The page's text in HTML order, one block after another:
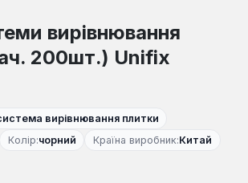
вирівнювання
200шт.) Unifix
вирівнювання плитки
Колір:чорний Країна виробник:Китай